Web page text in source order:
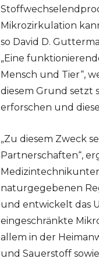
Mikrozirkulation
so David D.
„Eine
Mensch und Tier“,
diesem Grund setzt
erforschen und
„Zu diesem Zweck
Partnerschaften“,
naturgegebenen
und entwickelt das
eingeschränkte
allem in der
und Sauerstoff